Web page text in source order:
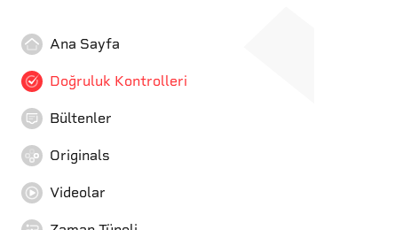
Ana Sayfa
Doğruluk Kontrolleri
Bültenler
Originals
Videolar